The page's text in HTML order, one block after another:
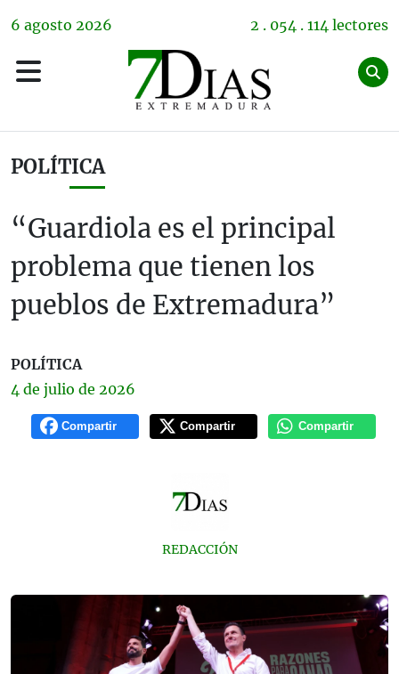
6 agosto 2026 2 . 054 . 114 lectores
POLÍTICA
“Guardiola es el principal
problema que tienen los
pueblos de Extremadura”
POLÍTICA
4 de julio de 2026
Compartir Compartir Compartir
REDACCIÓN